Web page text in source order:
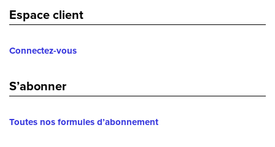
Espace client
Connectez-vous
S’abonner
Toutes nos formules d’abonnement